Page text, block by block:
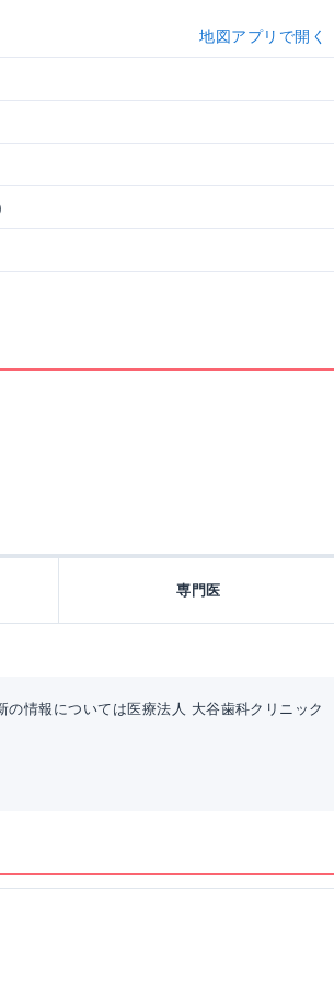
地図アプリで開く
専門医
情報については医療法人 大谷歯科クリニック